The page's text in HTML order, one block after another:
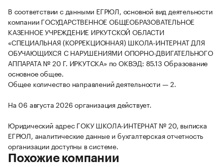
В соответствии с данными ЕГРЮЛ, основной вид деятельности
компании ГОСУДАРСТВЕННОЕ ОБЩЕОБРАЗОВАТЕЛЬНОЕ
КАЗЕННОЕ УЧРЕЖДЕНИЕ ИРКУТСКОЙ ОБЛАСТИ
«СПЕЦИАЛЬНАЯ (КОРРЕКЦИОННАЯ) ШКОЛА-ИНТЕРНАТ ДЛЯ
ОБУЧАЮЩИХСЯ С НАРУШЕНИЯМИ ОПОРНО-ДВИГАТЕЛЬНОГО
АППАРАТА № 20 Г. ИРКУТСКА» по ОКВЭД: 85.13 Образование
основное общее.
Общее количество направлений деятельности — 2.
На 06 августа 2026 организация действует.
Юридический адрес ГОКУ ШКОЛА-ИНТЕРНАТ № 20, выписка
ЕГРЮЛ, аналитические данные и бухгалтерская отчетность
организации доступны в системе.
Похожие компании